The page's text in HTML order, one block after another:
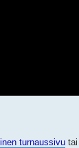
turnaussivu tai